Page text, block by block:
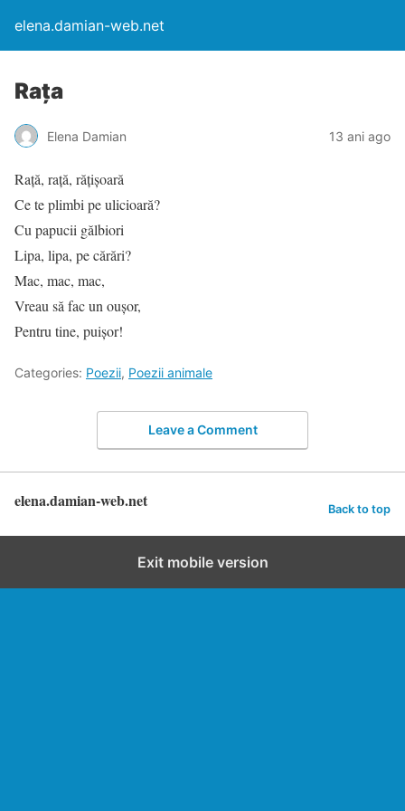
elena.damian-web.net
Rața
Elena Damian 13 ani ago
Rață, rață, rățișoară
Ce te plimbi pe ulicioară?
Cu papucii gălbiori
Lipa, lipa, pe cărări?
Mac, mac, mac,
Vreau să fac un oușor,
Pentru tine, puișor!
Categories: Poezii, Poezii animale
Leave a Comment
elena.damian-web.net Back to top
Exit mobile version